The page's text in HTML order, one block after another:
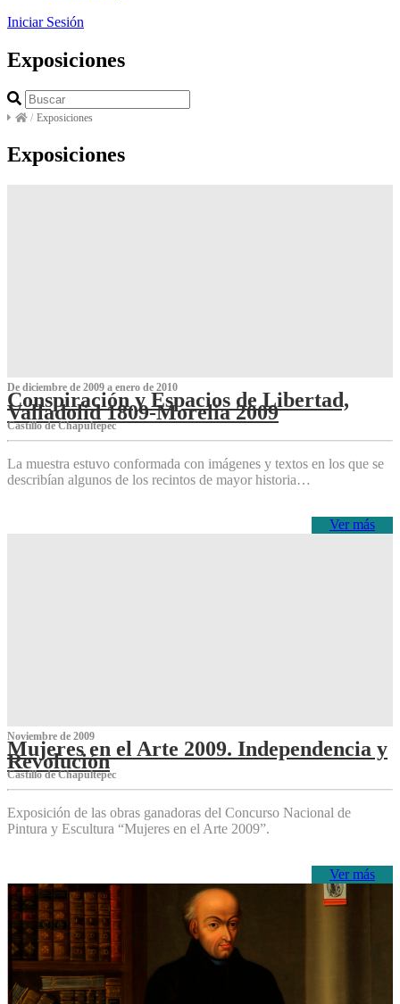
Iniciar Sesión
Exposiciones
/ Exposiciones
Exposiciones
De diciembre de 2009 a enero de 2010
Conspiración y Espacios de Libertad,
Valladolid 1809-Morelia 2009
Castillo de Chapultepec
La muestra estuvo conformada con imágenes y textos en los que se
describían algunos de los recintos de mayor historia…
Ver más
Noviembre de 2009
Mujeres en el Arte 2009. Independencia y
Revolución
Castillo de Chapultepec
Exposición de las obras ganadoras del Concurso Nacional de
Pintura y Escultura “Mujeres en el Arte 2009”.
Ver más